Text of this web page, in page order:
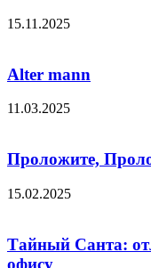
15.11.2025
Alter mann
11.03.2025
Проложите,
15.02.2025
Тайный Санта:
офису